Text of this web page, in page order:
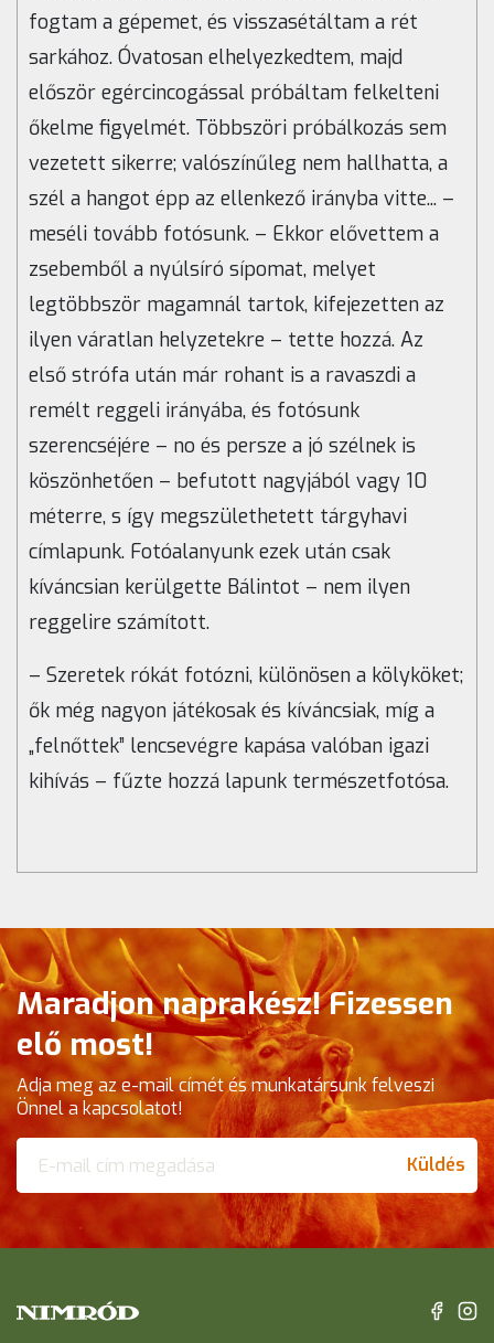
fogtam a gépemet, és visszasétáltam a rét
sarkához. Óvatosan elhelyezkedtem, majd
először egércincogással próbáltam felkelteni
őkelme figyelmét. Többszöri próbálkozás sem
vezetett sikerre; valószínűleg nem hallhatta, a
szél a hangot épp az ellenkező irányba vitte... –
meséli tovább fotósunk. – Ekkor elővettem a
zsebemből a nyúlsíró sípomat, melyet
legtöbbször magamnál tartok, kifejezetten az
ilyen váratlan helyzetekre – tette hozzá. Az
első strófa után már rohant is a ravaszdi a
remélt reggeli irányába, és fotósunk
szerencséjére – no és persze a jó szélnek is
köszönhetően – befutott nagyjából vagy 10
méterre, s így megszülethetett tárgyhavi
címlapunk. Fotóalanyunk ezek után csak
kíváncsian kerülgette Bálintot – nem ilyen
reggelire számított.
– Szeretek rókát fotózni, különösen a kölyköket;
ők még nagyon játékosak és kíváncsiak, míg a
„felnőttek” lencsevégre kapása valóban igazi
kihívás – fűzte hozzá lapunk természetfotósa.
Maradjon naprakész! Fizessen
elő most!
Adja meg az e-mail címét és munkatársunk felveszi
Önnel a kapcsolatot!
Küldés